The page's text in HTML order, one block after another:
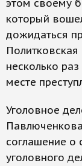
этом своему
который
дожидаться
несколько
месте
Уголовное
соглашение о
уголовного